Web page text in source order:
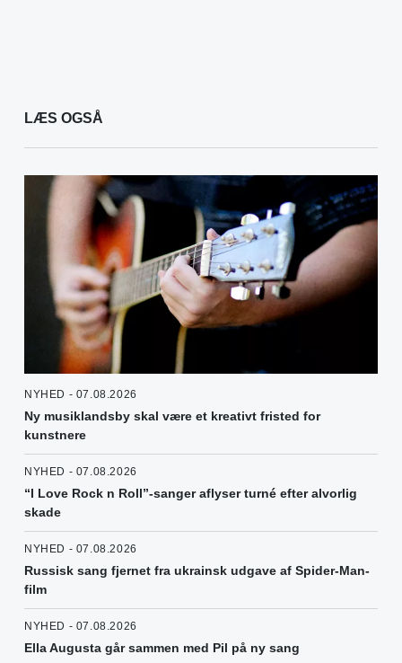
LÆS OGSÅ
NYHED - 07.08.2026
Ny musiklandsby skal være et kreativt fristed for
kunstnere
NYHED - 07.08.2026
“I Love Rock n Roll”-sanger aflyser turné efter alvorlig
skade
NYHED - 07.08.2026
Russisk sang fjernet fra ukrainsk udgave af Spider-Man-
film
NYHED - 07.08.2026
Ella Augusta går sammen med Pil på ny sang